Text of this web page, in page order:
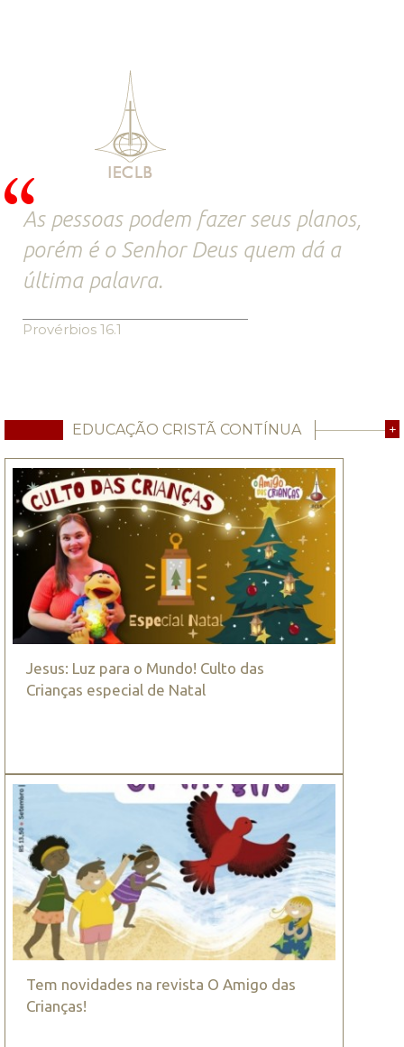
As pessoas podem fazer seus planos,
porém é o Senhor Deus quem dá a
última palavra.
Provérbios 16.1
EDUCAÇÃO CRISTÃ CONTÍNUA +
Jesus: Luz para o Mundo! Culto das
Crianças especial de Natal
Tem novidades na revista O Amigo das
Crianças!